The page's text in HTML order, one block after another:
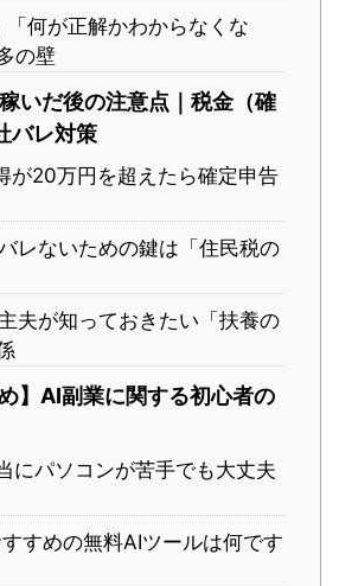
何が正解かわからなくな
の壁
いだ後の注意点｜税金（確
バレ対策
が20万円を超えたら確定申告
レないための鍵は「住民税の
夫が知っておきたい「扶養の
】AI副業に関する初心者の
にパソコンが苦手でも大丈夫
すめの無料AIツールは何です